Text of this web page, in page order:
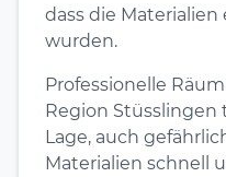
dass die
wurden.
Professionelle
Region Stüsslingen
Lage, auch
Materialien schnell